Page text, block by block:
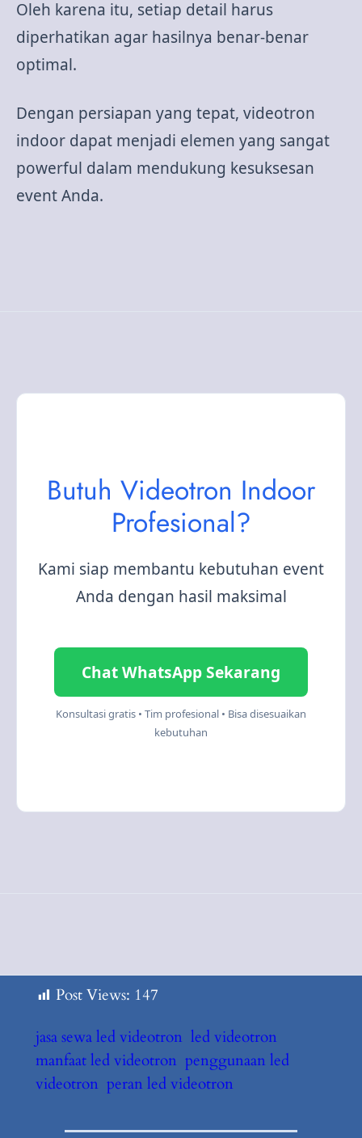
Oleh karena itu, setiap detail harus
diperhatikan agar hasilnya benar-benar
optimal.
Dengan persiapan yang tepat, videotron
indoor dapat menjadi elemen yang sangat
powerful dalam mendukung kesuksesan
event Anda.
Butuh Videotron Indoor
Profesional?
Kami siap membantu kebutuhan event
Anda dengan hasil maksimal
Chat WhatsApp Sekarang
Konsultasi gratis • Tim profesional • Bisa disesuaikan
kebutuhan
Post Views: 147
jasa sewa led videotron led videotron
manfaat led videotron penggunaan led
videotron peran led videotron